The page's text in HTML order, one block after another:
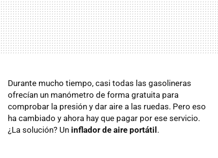
Durante mucho tiempo, casi todas las gasolineras
ofrecían un manómetro de forma gratuita para
comprobar la presión y dar aire a las ruedas. Pero eso
ha cambiado y ahora hay que pagar por ese servicio.
¿La solución? Un inflador de aire portátil.